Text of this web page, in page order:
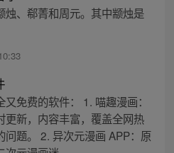
烛、郗菁和周元。其中颛烛是
免费的软件： 1. 喵趣漫画：
更新，内容丰富，覆盖全网热
问题。 2. 异次元漫画 APP：原